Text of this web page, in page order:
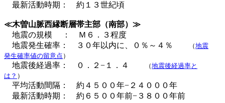
最新活動時期： 約１３世紀頃
≪木曽山脈西縁断層帯主部（南部）≫
地震の規模 ： Ｍ６．３程度
地震発生確率： ３０年以内に、０％～４％
（地震
発生確率値の留意点 ）
地震後経過率： ０．２−１．４ （地震後経過率と
は？ ）
平均活動間隔： 約４５００年−２４０００年
最新活動時期： 約６５００年前−３８００年前